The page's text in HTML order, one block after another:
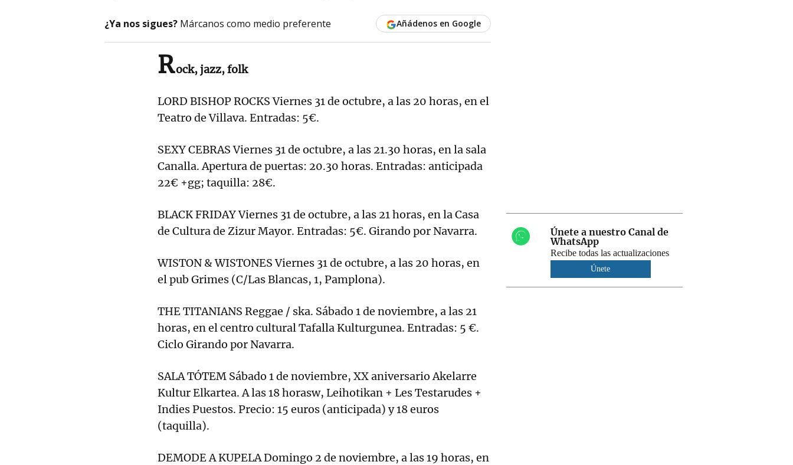
¿Ya nos sigues? Márcanos como medio preferente Añádenos en Google
Rock, jazz, folk
LORD BISHOP ROCKS Viernes 31 de octubre, a las 20 horas, en el
Teatro de Villava. Entradas: 5€.
SEXY CEBRAS Viernes 31 de octubre, a las 21.30 horas, en la sala
Canalla. Apertura de puertas: 20.30 horas. Entradas: anticipada
22€ +gg; taquilla: 28€.
BLACK FRIDAY Viernes 31 de octubre, a las 21 horas, en la Casa
de Cultura de Zizur Mayor. Entradas: 5€. Girando por Navarra.
WISTON & WISTONES Viernes 31 de octubre, a las 20 horas, en
el pub Grimes (C/Las Blancas, 1, Pamplona).
THE TITANIANS Reggae / ska. Sábado 1 de noviembre, a las 21
horas, en el centro cultural Tafalla Kulturgunea. Entradas: 5 €.
Ciclo Girando por Navarra.
SALA TÓTEM Sábado 1 de noviembre, XX aniversario Akelarre
Kultur Elkartea. A las 18 horasw, Leihotikan + Les Testarudes +
Indies Puestos. Precio: 15 euros (anticipada) y 18 euros
(taquilla).
DEMODE A KUPELA Domingo 2 de noviembre, a las 19 horas, en
Únete a nuestro Canal de
WhatsApp
Recibe todas las actualizaciones
Únete